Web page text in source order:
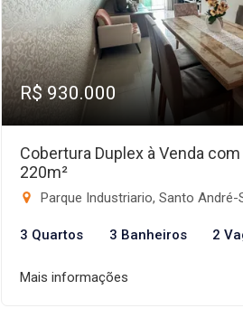
R$ 930.000
Cobertura Duplex à Venda
220m²
Parque Industriario, Santo André-
3 Quartos 3 Banheiros 2
Mais informações